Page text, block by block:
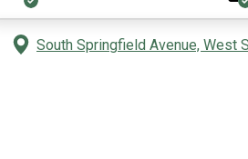
South Springfield Avenue, West